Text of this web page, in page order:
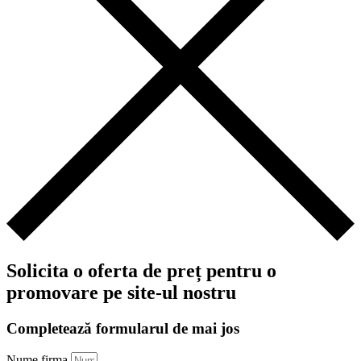
Solicita o oferta de preț pentru o
promovare pe site-ul nostru
Completează formularul de mai jos